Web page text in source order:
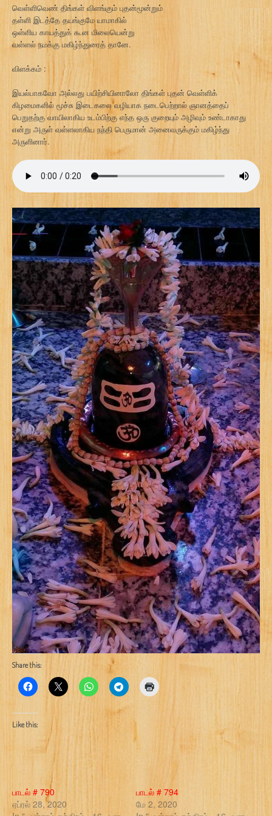
வெள்ளிவெண் திங்கள் விளங்கும் புதன்மூன்றும்
தள்ளி இடத்தே தயங்குமே யாமாகில்
ஒள்ளிய காயத்துக் கூன மிலையென்று
வள்ளல் நமக்கு மகிழ்ந்துரைத் தானே.
விளக்கம் :
இயல்பாகவோ அல்லது பயிற்சியினாலோ திங்கள் புதன் வெள்ளிக்
கிழமைகளில் மூச்சு இடைகலை வழியாக நடைபெற்றால் ஞானத்தைப்
பெறுதற்கு வாயிலாகிய உடம்பிற்கு எந்த ஒரு குறையும் அழிவும் உண்டாகாது
என்று அருள் வள்ளலாகிய நந்தி பெருமான் அனைவருக்கும் மகிழ்ந்து
அருளினார்.
Share this:
Like this:
பாடல் # 790
ஏப்ரல் 28, 2020
பாடல் # 794
மே 2, 2020